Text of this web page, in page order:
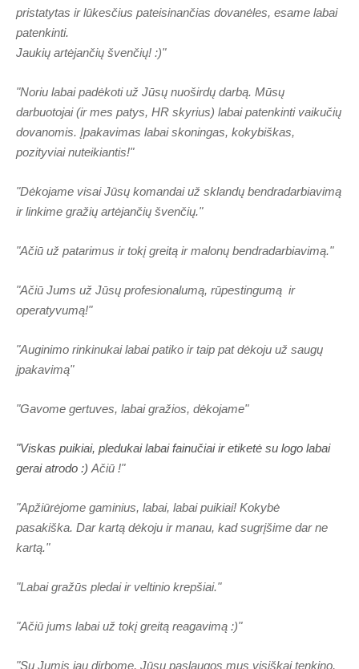
pristatytas ir lūkesčius pateisinančias dovanėles, esame labai
patenkinti.
Jaukių artėjančių švenčių! :)"
"Noriu labai padėkoti už Jūsų nuoširdų darbą. Mūsų
darbuotojai (ir mes patys, HR skyrius) labai patenkinti vaikučių
dovanomis. Įpakavimas labai skoningas, kokybiškas,
pozityviai nuteikiantis!"
"Dėkojame visai Jūsų komandai už sklandų bendradarbiavimą
ir linkime gražių artėjančių švenčių."
"Ačiū už patarimus ir tokį greitą ir malonų bendradarbiavimą."
"Ačiū Jums už Jūsų profesionalumą, rūpestingumą ir
operatyvumą!"
"Auginimo rinkinukai labai patiko ir taip pat dėkoju už saugų
įpakavimą"
"Gavome gertuves, labai gražios, dėkojame"
"Viskas puikiai, pledukai labai fainučiai ir etiketė su logo labai
gerai atrodo :) Ačiū !"
"Apžiūrėjome gaminius, labai, labai puikiai! Kokybė
pasakiška. Dar kartą dėkoju ir manau, kad sugrįšime dar ne
kartą."
"Labai gražūs pledai ir veltinio krepšiai."
"Ačiū jums labai už tokį greitą reagavimą :)"
"Su Jumis jau dirbome, Jūsų paslaugos mus visiškai tenkino,